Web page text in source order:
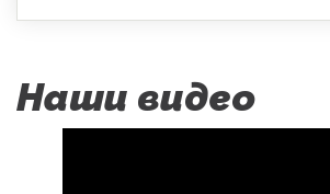
Наши видео